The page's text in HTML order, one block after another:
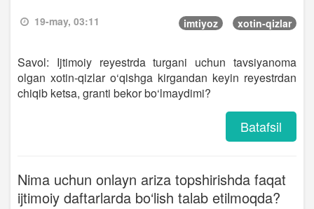
19-may, 03:11 imtiyoz xotin-qizlar
Savol: Ijtimoiy reyestrda turgani uchun tavsiyanoma
olgan xotin-qizlar o‘qishga kirgandan keyin reyestrdan
chiqib ketsa, granti bekor bo‘lmaydimi?
Batafsil
Nima uchun onlayn ariza topshirishda faqat
ijtimoiy daftarlarda bo‘lish talab etilmoqda?